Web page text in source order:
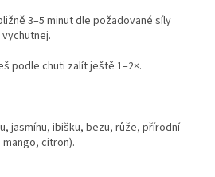
3–5 minut dle požadované síly
podle chuti zalít ještě 1–2×.
jasmínu, ibišku, bezu, růže, přírodní
citron).